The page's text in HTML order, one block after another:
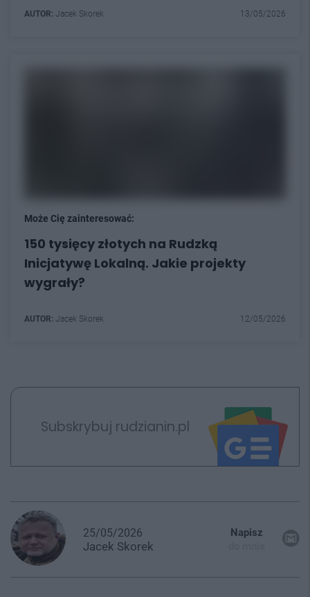
AUTOR: Jacek Skorek 13/05/2026
Może Cię zainteresować:
150 tysięcy złotych na Rudzką
Inicjatywę Lokalną. Jakie projekty
wygrały?
AUTOR: Jacek Skorek 12/05/2026
Subskrybuj rudzianin.pl
25/05/2026
Jacek Skorek
Napisz